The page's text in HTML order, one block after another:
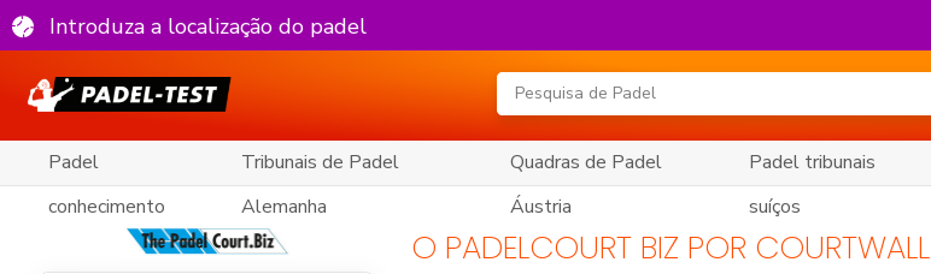
Introduza a localização do padel
Padel
conhecimento
Tribunais de Padel
Alemanha
Quadras de Padel
Áustria
Padel tribunais
suíços
O PADELCOURT BIZ POR COURTWALL